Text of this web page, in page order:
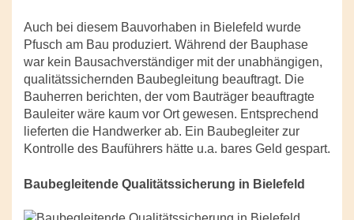
Auch bei diesem Bauvorhaben in Bielefeld wurde
Pfusch am Bau produziert. Während der Bauphase
war kein Bausachverständiger mit der unabhängigen,
qualitätssichernden Baubegleitung beauftragt. Die
Bauherren berichten, der vom Bauträger beauftragte
Bauleiter wäre kaum vor Ort gewesen. Entsprechend
lieferten die Handwerker ab. Ein Baubegleiter zur
Kontrolle des Bauführers hätte u.a. bares Geld gespart.
Baubegleitende Qualitätssicherung in Bielefeld